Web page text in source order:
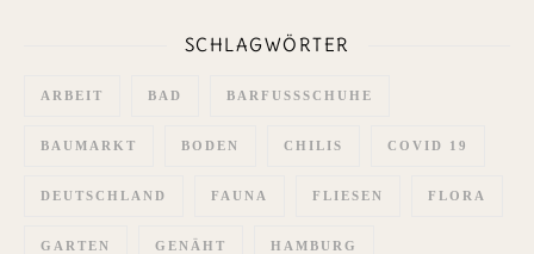
SCHLAGWÖRTER
ARBEIT BAD BARFUSSSCHUHE
BAUMARKT BODEN CHILIS COVID 19
DEUTSCHLAND FAUNA FLIESEN FLORA
GARTEN GENÄHT HAMBURG